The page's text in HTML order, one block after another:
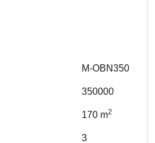
M-OBN350
350000
170 m2
3